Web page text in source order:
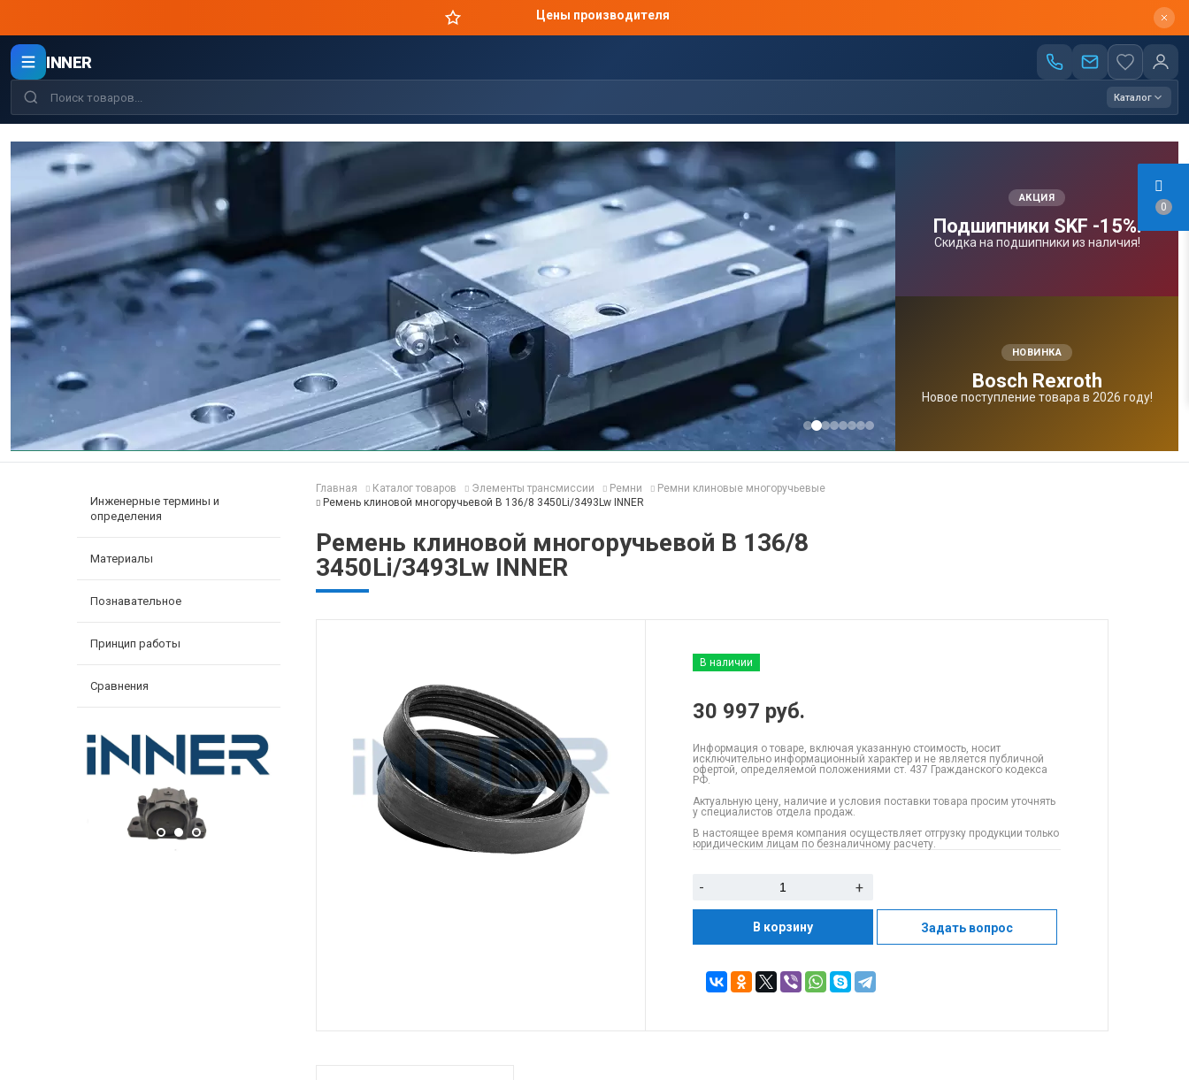
0
Цены производителя
INNER
Каталог
АКЦИЯ
Подшипники SKF -15%!
Скидка на подшипники из наличия!
НОВИНКА
Bosсh Rexroth
Новое поступление товара в 2026 году!
Инженерные термины и
определения
Материалы
Познавательное
Принцип работы
Сравнения
Главная Каталог товаров Элементы трансмиссии Ремни
Ремни клиновые многоручьевые
Ремень клиновой многоручьевой B 136/8 3450Li/3493Lw INNER
Ремень клиновой многоручьевой B 136/8
3450Li/3493Lw INNER
В наличии
30 997 руб.
Информация о товаре, включая указанную стоимость, носит
исключительно информационный характер и не является публичной
офертой, определяемой положениями ст. 437 Гражданского кодекса
РФ.
Актуальную цену, наличие и условия поставки товара просим уточнять
у специалистов отдела продаж.
В настоящее время компания осуществляет отгрузку продукции только
юридическим лицам по безналичному расчету.
- +
В корзину Задать вопрос